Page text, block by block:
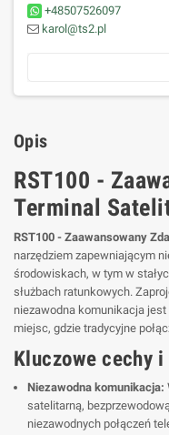
+48507526097
karol@ts2.pl
Opis
RST100 -
Terminal
RST100 - Zaawansowany
narzędziem zapewniającym
środowiskach, w tym w
służbach ratunkowych.
niezawodna komunikacja
miejsc, gdzie tradycyjne
Kluczowe cechy
Niezawodna komunikacja:
satelitarną,
niezawodnych połączeń